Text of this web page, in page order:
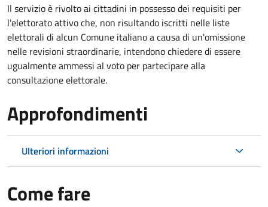
Il servizio è rivolto ai cittadini in possesso dei requisiti per
l'elettorato attivo che, non risultando iscritti nelle liste
elettorali di alcun Comune italiano a causa di un'omissione
nelle revisioni straordinarie, intendono chiedere di essere
ugualmente ammessi al voto per partecipare alla
consultazione elettorale.
Approfondimenti
Ulteriori informazioni
Come fare